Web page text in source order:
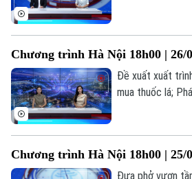
Thời trang
Âm nhạc
Chương trình Hà Nội 18h00 | 26/
Đề xuất xuất
mua thuốc lá;
Chương trình Hà Nội 18h00 | 25/
Đưa phở vươn